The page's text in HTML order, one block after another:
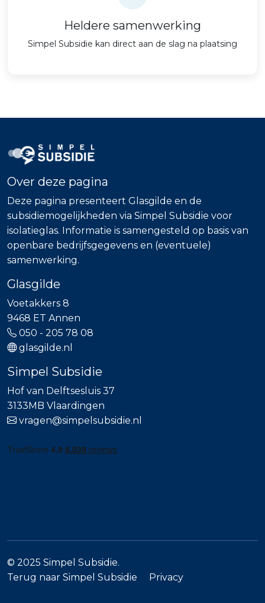
Heldere samenwerking
Simpel Subsidie kan direct aan de slag na plaatsing
Over deze pagina
Deze pagina presenteert Glasgilde en de
subsidiemogelijkheden via Simpel Subsidie voor
isolatieglas. Informatie is samengesteld op basis van
openbare bedrijfsgegevens en (eventuele)
samenwerking.
Glasgilde
Voetakkers 8
9468 ET Annen
050 - 205 78 08
glasgilde.nl
Simpel Subsidie
Hof van Delftsesluis 37
3133MB Vlaardingen
vragen@simpelsubsidie.nl
© 2025 Simpel Subsidie.
Terug naar Simpel Subsidie
Privacy